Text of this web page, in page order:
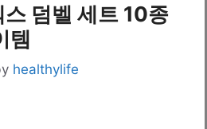
덤벨 세트 10종
템
healthylife